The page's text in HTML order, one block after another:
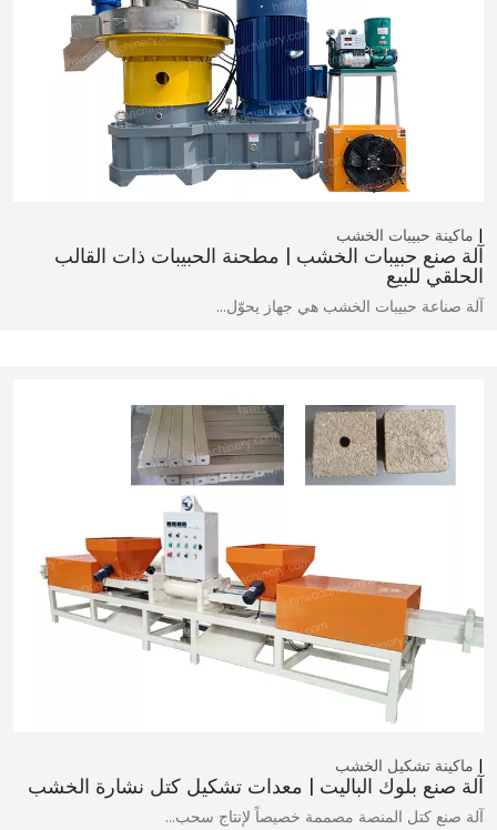
ماكينة حبيبات الخشب
آلة صنع حبيبات الخشب | مطحنة الحبيبات ذات القالب
الحلقي للبيع
آلة صناعة حبيبات الخشب هي جهاز يحوّل…
ماكينة تشكيل الخشب
آلة صنع بلوك الباليت | معدات تشكيل كتل نشارة الخشب
آلة صنع كتل المنصة مصممة خصيصاً لإنتاج سحب…